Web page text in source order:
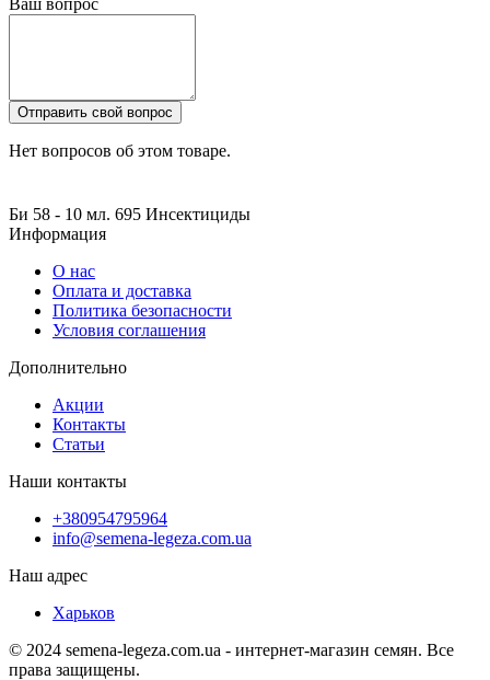
Отправить свой вопрос
Нет вопросов об этом товаре.
Би 58 - 10 мл. 695 Инсектициды
Информация
О нас
Оплата и доставка
Политика безопасности
Условия соглашения
Дополнительно
Акции
Контакты
Статьи
Наши контакты
+380954795964
info@semena-legeza.com.ua
Наш адрес
Харьков
© 2024 semena-legeza.com.ua - интернет-магазин семян. Все
права защищены.